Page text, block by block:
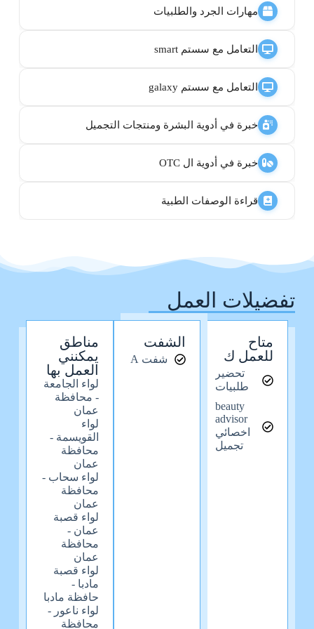
مهارات الجرد والطلبيات
التعامل مع سستم smart
التعامل مع سستم galaxy
خبرة في أدوية البشرة ومنتجات التجميل
خبرة في أدوية ال OTC
قراءة الوصفات الطبية
تفضيلات العمل
متاح
للعمل ك
تحضير
طلبيات
beauty
advisor
اخصائي
تجميل
الشفت
شفت A
مناطق
يمكنني
العمل بها
لواء الجامعة
- محافظة
عمان
لواء
القويسمة -
محافظة
عمان
لواء سحاب -
محافظة
عمان
لواء قصبة
عمان -
محافظة
عمان
لواء قصبة
مادبا -
حافظة مادبا
لواء ناعور -
محافظة